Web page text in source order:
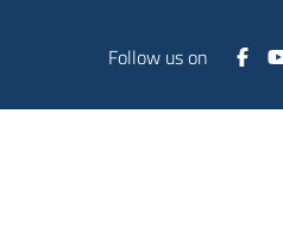
Follow us on